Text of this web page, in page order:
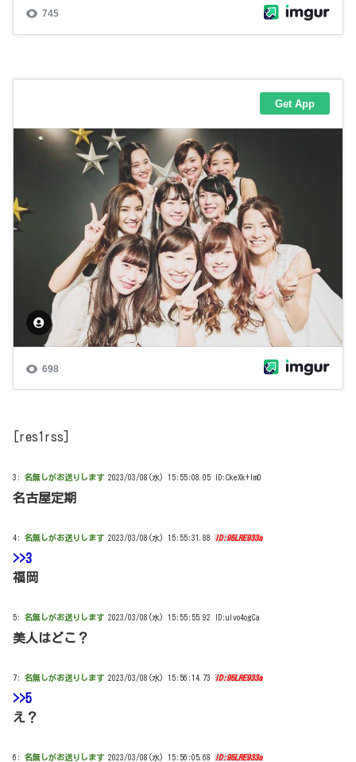
[res1rss]
3: 名無しがお送りします 2023/03/08(水) 15:55:08.05 ID:CkeXk+lm0
名古屋定期
4: 名無しがお送りします 2023/03/08(水) 15:55:31.88 ID:95LRE933a
>>3
福岡
5: 名無しがお送りします 2023/03/08(水) 15:55:55.92 ID:uIvo4ogCa
美人はどこ？
7: 名無しがお送りします 2023/03/08(水) 15:56:14.73 ID:95LRE933a
>>5
え？
6: 名無しがお送りします 2023/03/08(水) 15:56:05.68 ID:95LRE933a